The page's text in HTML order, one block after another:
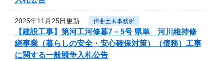
2025年11月25日更新 揖斐土木事務所
【建設工事】第河工河修暮7－5号 県単 河川維持修
繕事業（暮らしの安全・安心確保対策）（債務）工事
に関する一般競争入札公告